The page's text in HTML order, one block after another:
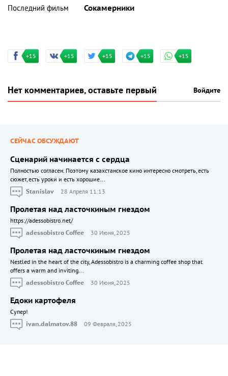
Последний фильм
Сокамерники
+15 +15 +15 +15 +15
Нет комментариев, оставьте первый Войдите
СЕЙЧАС ОБСУЖДАЮТ
Сценарий начинается с сердца
Полностью согласен. Поэтому казахстанское кино интересно смотреть, есть
сюжет, есть уроки и есть хорошие...
Stanislav
28 Апреля 11:13
Пролетая над ласточкиным гнездом
https://adessobistro.net/
adessobistro Coffee
30 Июня, 2025
Пролетая над ласточкиным гнездом
Nestled in the heart of the city, Adessobistro is a charming coffee shop that
offers a warm and inviting...
adessobistro Coffee
30 Июня, 2025
Едоки картофеля
Cупер!
ivan.dalmatov.88
09 Февраля, 2025